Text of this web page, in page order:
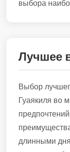
выбора
Лучшее
Выбор
Гуаякиля во
длинными